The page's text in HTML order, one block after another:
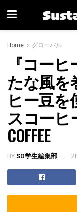
Home グローバル
『コー
たな風を
ヒー豆を
スコーヒ
COFFEE
BYSD学生編集部